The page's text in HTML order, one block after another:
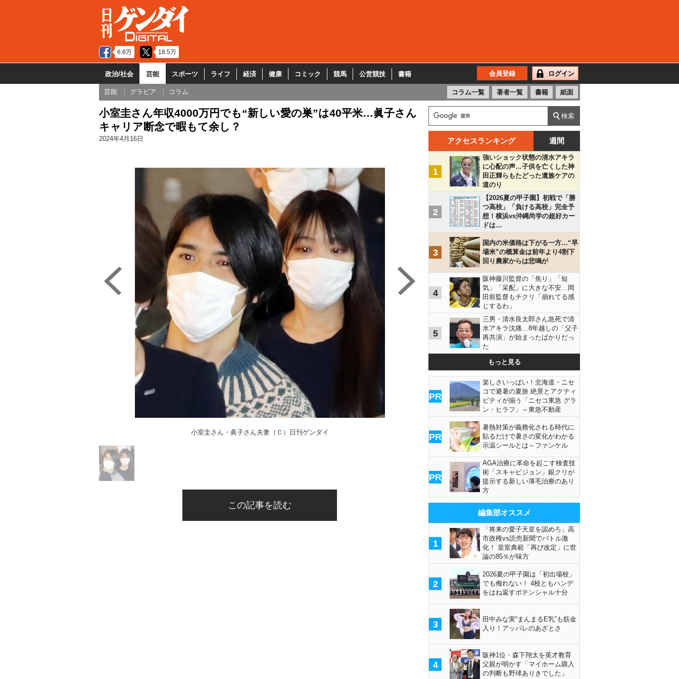
6.6万 18.5万
政治/社会 芸能 スポーツ ライフ 経済 健康 コミック 競馬 公営競技 書籍 会員登録 ログイン
芸能 グラビア コラム コラム一覧 著者一覧 書籍 紙面
小室圭さん年収4000万円でも“新しい愛の巣”は40平米…眞子さん
キャリア断念で暇もて余し？
2024年4月16日
小室圭さん・眞子さん夫妻（Ｃ）日刊ゲンダイ
この記事を読む
アクセスランキング 週間
1
強いショック状態の清水アキラ
に心配の声…子供を亡くした神
田正輝らもたどった遺族ケアの
道のり
2
【2026夏の甲子園】初戦で「勝
つ高校」「負ける高校」完全予
想！横浜vs沖縄尚学の超好カー
ドは…
3
国内の米価格は下がる一方…“早
場米”の概算金は前年より4割下
回り農家からは悲鳴が
4
阪神藤川監督の「焦り」「短
気」「采配」に大きな不安…岡
田前監督もチクリ「崩れてる感
じするわ」
5
三男・清水良太郎さん急死で清
水アキラ沈痛…8年越しの「父子
再共演」が始まったばかりだっ
た
もっと見る
PR
楽しさいっぱい！北海道・ニセ
コで避暑の夏旅 絶景とアクティ
ビティが揃う「ニセコ東急 グラ
ン・ヒラフ」～東急不動産
PR
暑熱対策が義務化される時代に
貼るだけで暑さの変化がわかる
示温シールとは～ファンケル
PR
AGA治療に革命を起こす検査技
術「スキャビジョン」銀クリが
提示する新しい薄毛治療のあり
方
編集部オススメ
1
「将来の愛子天皇を認めろ」高
市政権vs読売新聞でバトル激
化！ 皇室典範「再び改定」に世
論の85％が味方
2
2026夏の甲子園は「初出場校」
でも侮れない！ 4校ともハンデ
をはね返すポテンシャル十分
3
田中みな実“まんまるE乳”も筋金
入り！アッパレのあざとさ
4
阪神1位・森下翔太を英才教育
父親が明かす「マイホーム購入
の判断も野球ありきでした」